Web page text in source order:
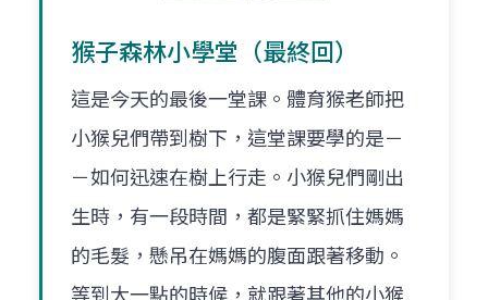
猴子森林小學堂（最終回）
這是今天的最後一堂課。體育猴老師把
小猴兒們帶到樹下，這堂課要學的是－
－如何迅速在樹上行走。小猴兒們剛出
生時，有一段時間，都是緊緊抓住媽媽
的毛髮，懸吊在媽媽的腹面跟著移動。
等到大一點的時候，就跟著其他的小猴